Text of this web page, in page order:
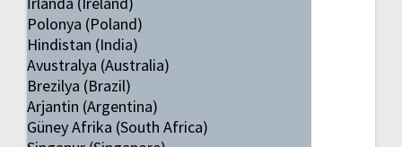
Polonya (Poland)
Hindistan (India)
Avustralya (Australia)
Brezilya (Brazil)
Arjantin (Argentina)
Güney Afrika (South Africa)